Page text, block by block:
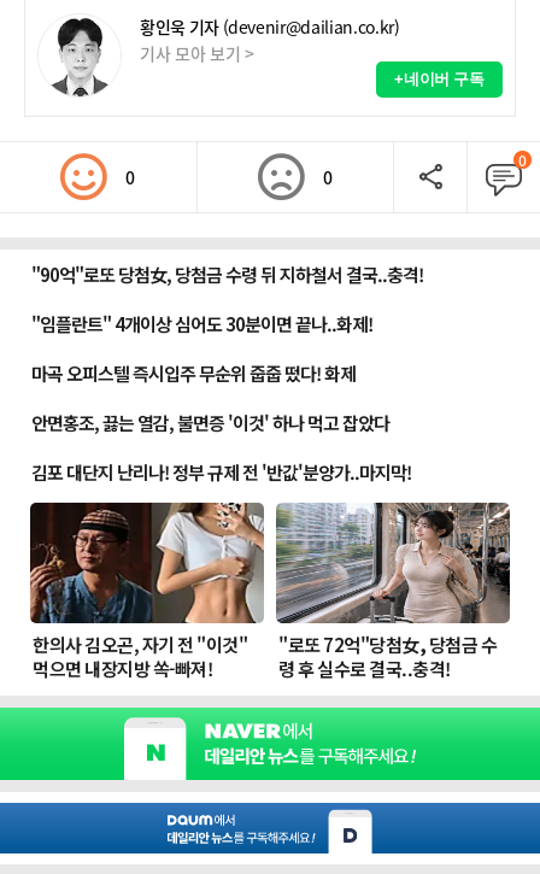
황인욱 기자 (devenir@dailian.co.kr)
기사 모아 보기 >
+네이버 구독
0 0
0